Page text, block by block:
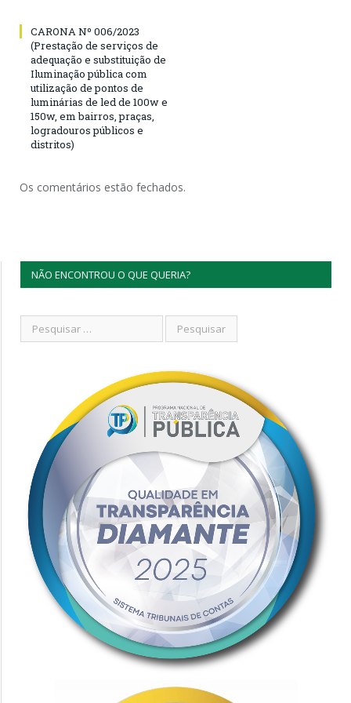
CARONA Nº 006/2023
(Prestação de serviços de
adequação e substituição de
Iluminação pública com
utilização de pontos de
luminárias de led de 100w e
150w, em bairros, praças,
logradouros públicos e
distritos)
Os comentários estão fechados.
NÃO ENCONTROU O QUE QUERIA?